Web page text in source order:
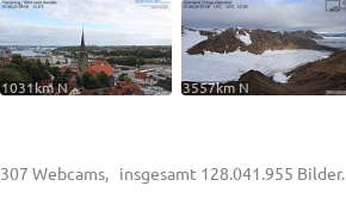
1031km N 3557km N
307 Webcams, insgesamt 128.041.955 Bilder.